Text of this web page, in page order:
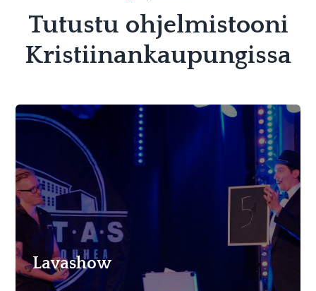
Tutustu ohjelmistooni
Kristiinankaupungissa
Lavashow